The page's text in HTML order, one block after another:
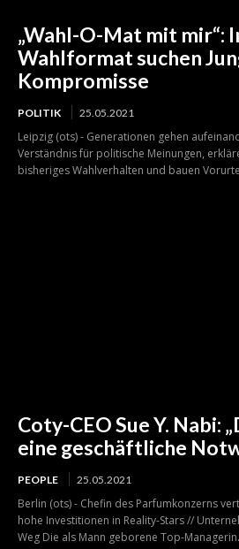
„Wahl-O-Mat mit mir“:
Wahlformat suchen
Kompromisse
POLITIK 25.05.2021
Leipzig (ots) - Generationen gehen
Verständnis für politische Meinungen,
bisheriges Wahlverhalten und bauen
Coty-CEO Sue Y. Nabi:
eine geschäftliche
PEOPLE 25.05.2021
Berlin (ots) - Chefin des Parfumkonzerns
hohe Investitionen in Reality-Stars //
Weg Die als Mann geborene Top-